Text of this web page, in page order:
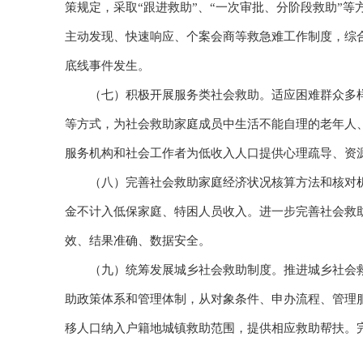
策规定，采取“跟进救助”、“一次审批、分阶段救助”
主动发现、快速响应、个案会商等救急难工作制度，
底线事件发生。
（七）积极开展服务类社会救助。适应困难群众多
等方式，为社会救助家庭成员中生活不能自理的老年
服务机构和社会工作者为低收入人口提供心理疏导、
（八）完善社会救助家庭经济状况核算方法和核对
金不计入低保家庭、特困人员收入。进一步完善社会
效、结果准确、数据安全。
（九）统筹发展城乡社会救助制度。推进城乡社会
助政策体系和管理体制，从对象条件、申办流程、管
移人口纳入户籍地城镇救助范围，提供相应救助帮扶